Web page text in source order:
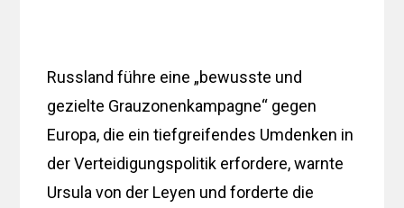
Russland führe eine „bewusste und
gezielte Grauzonenkampagne“ gegen
Europa, die ein tiefgreifendes Umdenken in
der Verteidigungspolitik erfordere, warnte
Ursula von der Leyen und forderte die